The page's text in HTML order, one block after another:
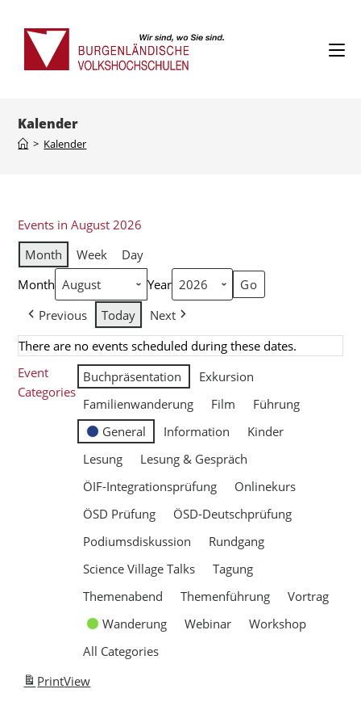
Kalender
> Kalender
Events in August 2026
Month
Week
Day
Month
Year
Previous
Today
Next
There are no events scheduled during these dates.
Event
Categories
Buchpräsentation
Exkursion
Familienwanderung
Film
Führung
General
Information
Kinder
Lesung
Lesung & Gespräch
ÖIF-Integrationsprüfung
Onlinekurs
ÖSD Prüfung
ÖSD-Deutschprüfung
Podiumsdiskussion
Rundgang
Science Village Talks
Tagung
Themenabend
Themenführung
Vortrag
Wanderung
Webinar
Workshop
All Categories
PrintView